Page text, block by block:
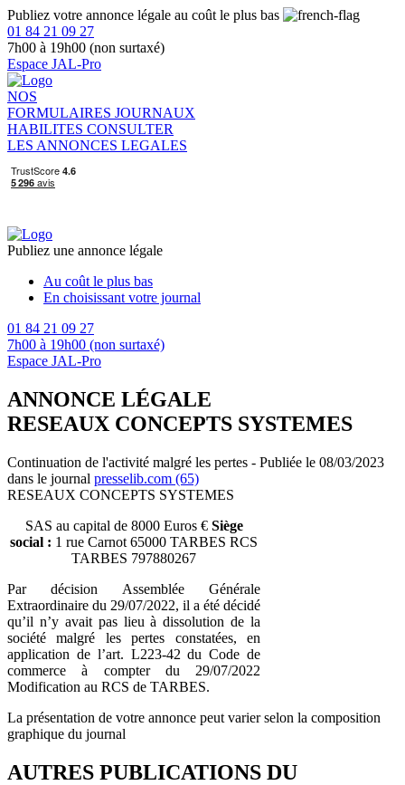
Publiez votre annonce légale au coût le plus bas
01 84 21 09 27
7h00 à 19h00 (non surtaxé)
Espace JAL-Pro
NOS
FORMULAIRES JOURNAUX
HABILITES CONSULTER
LES ANNONCES LEGALES
Publiez une annonce légale
Au coût le plus bas
En choisissant votre journal
01 84 21 09 27
7h00 à 19h00 (non surtaxé)
Espace JAL-Pro
ANNONCE LÉGALE
RESEAUX CONCEPTS SYSTEMES
Continuation de l'activité malgré les pertes - Publiée le 08/03/2023
dans le journal presselib.com (65)
RESEAUX CONCEPTS SYSTEMES
SAS au capital de 8000 Euros € Siège
social : 1 rue Carnot 65000 TARBES RCS
TARBES 797880267
Par décision Assemblée Générale
Extraordinaire du 29/07/2022, il a été décidé
qu’il n’y avait pas lieu à dissolution de la
société malgré les pertes constatées, en
application de l’art. L223-42 du Code de
commerce à compter du 29/07/2022
Modification au RCS de TARBES.
La présentation de votre annonce peut varier selon la composition
graphique du journal
AUTRES PUBLICATIONS DU